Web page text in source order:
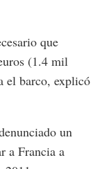
que
(1.4 mil
el barco, explicó
un
a Francia a